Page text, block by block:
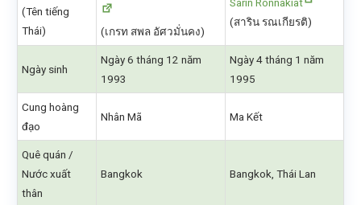
(Tên tiếng
Thái)
(เกรท สพล อัศวมั่นคง)
Sarin Ronnakiat
(สาริน รณเกียรติ)
Ngày sinh
Ngày 6 tháng 12 năm
1993
Ngày 4 tháng 1 năm
1995
Cung hoàng
đạo
Nhân Mã Ma Kết
Quê quán /
Nước xuất
thân
Bangkok Bangkok, Thái Lan